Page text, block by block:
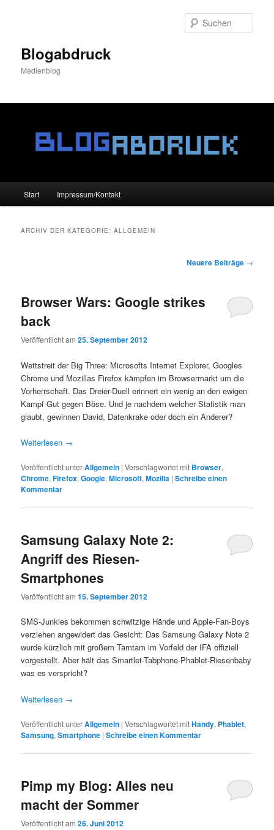
Blogabdruck
Medienblog
Start Impressum/Kontakt
ARCHIV DER KATEGORIE:ALLGEMEIN
Neuere Beiträge →
Browser Wars: Google strikes
back
Veröffentlicht am25. September 2012
Wettstreit der Big Three: Microsofts Internet Explorer, Googles
Chrome und Mozillas Firefox kämpfen im Browsermarkt um die
Vorherrschaft. Das Dreier-Duell erinnert ein wenig an den ewigen
Kampf Gut gegen Böse. Und je nachdem welcher Statistik man
glaubt, gewinnen David, Datenkrake oder doch ein Anderer?
Weiterlesen →
Veröffentlicht unterAllgemein |Verschlagwortet mit Browser,
Chrome,Firefox,Google,Microsoft,Mozilla |Schreibe einen
Kommentar
Samsung Galaxy Note 2:
Angriff des Riesen-
Smartphones
Veröffentlicht am15. September 2012
SMS-Junkies bekommen schwitzige Hände und Apple-Fan-Boys
verziehen angewidert das Gesicht: Das Samsung Galaxy Note 2
wurde kürzlich mit großem Tamtam im Vorfeld der IFA offiziell
vorgestellt. Aber hält das Smartlet-Tabphone-Phablet-Riesenbaby
was es verspricht?
Weiterlesen →
Veröffentlicht unterAllgemein |Verschlagwortet mitHandy, Phablet,
Samsung,Smartphone |Schreibe einen Kommentar
Pimp my Blog: Alles neu
macht der Sommer
Veröffentlicht am26. Juni 2012